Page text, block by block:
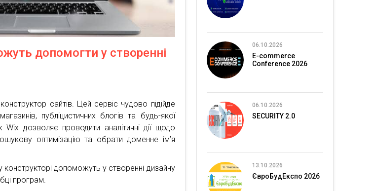
допомогти у створенні
сайтів. Цей сервіс чудово підійде
публіцистичних блогів та будь-якої
дозволяє проводити аналітичні дії щодо
оптимізацію та обрати доменне ім’я
допоможуть у створенні дизайну
програм.
06.10.2026
E-commerce
Conference 2026
06.10.2026
SECURITY 2.0
13.10.2026
ЄвроБудЕкспо 2026